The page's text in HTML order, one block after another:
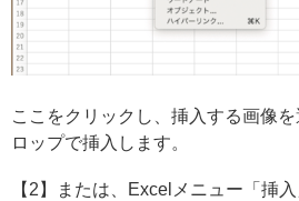
ここをクリックし、挿入する画像
ロップで挿入します。
【2】または、Excelメニュー「挿